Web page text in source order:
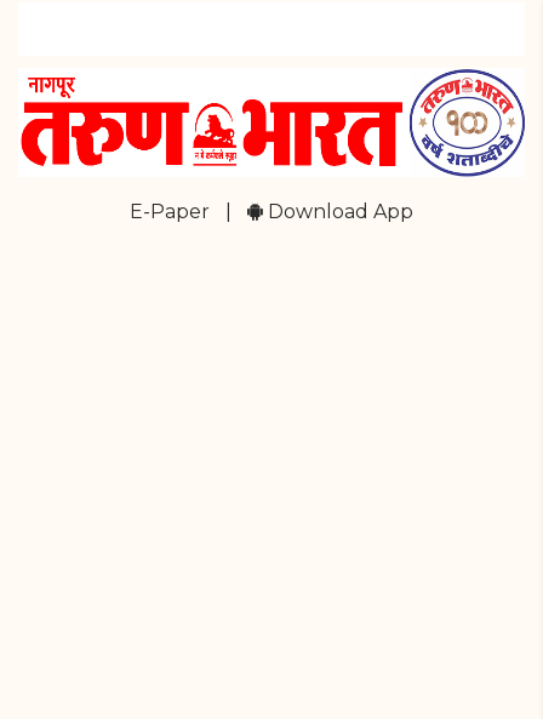
E-Paper Download App